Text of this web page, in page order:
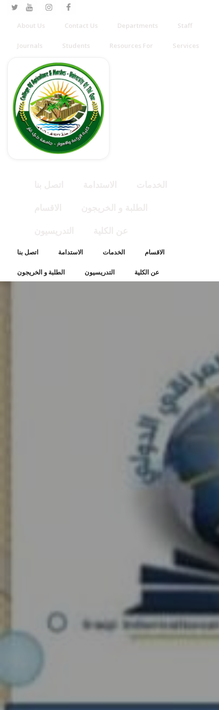
About Us Contact Us Departments Staff
Journals Students Resources For Services
اتصل بنا الاستدامة الخدمات الاقسام
الطلبة و الخريجون التدريسيون عن الكلية